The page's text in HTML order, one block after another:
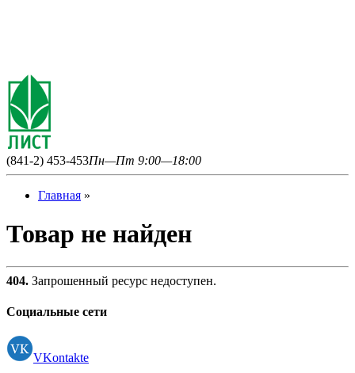
(841-2) 453-453Пн—Пт 9:00—18:00
Главная »
Товар не найден
404. Запрошенный ресурс недоступен.
Социальные сети
VKontakte